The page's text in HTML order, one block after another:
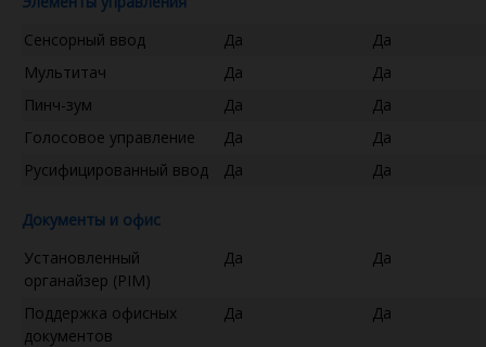
Сенсорный ввод
Да
Да
Мультитач
Да
Да
Пинч-зум
Да
Да
Голосовое управление
Да
Да
Русифицированный ввод
Да Да
Документы и офис
Установленный
органайзер (PIM)
Да Да
Поддержка офисных
документов
Да Да